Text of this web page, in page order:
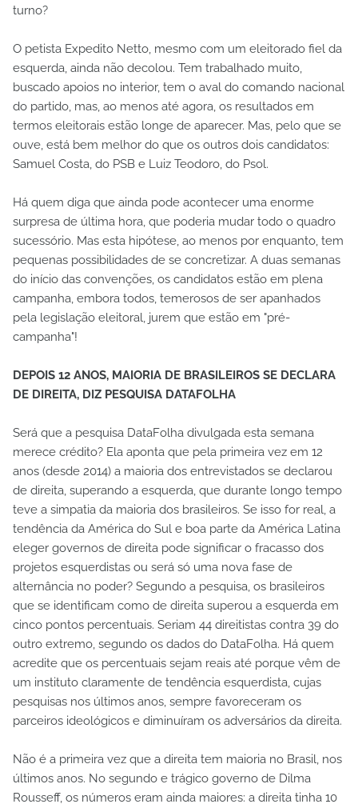
turno?
O petista Expedito Netto, mesmo com um eleitorado fiel da
esquerda, ainda não decolou. Tem trabalhado muito,
buscado apoios no interior, tem o aval do comando nacional
do partido, mas, ao menos até agora, os resultados em
termos eleitorais estão longe de aparecer. Mas, pelo que se
ouve, está bem melhor do que os outros dois candidatos:
Samuel Costa, do PSB e Luiz Teodoro, do Psol.
Há quem diga que ainda pode acontecer uma enorme
surpresa de última hora, que poderia mudar todo o quadro
sucessório. Mas esta hipótese, ao menos por enquanto, tem
pequenas possibilidades de se concretizar. A duas semanas
do início das convenções, os candidatos estão em plena
campanha, embora todos, temerosos de ser apanhados
pela legislação eleitoral, jurem que estão em "pré-
campanha"!
DEPOIS 12 ANOS, MAIORIA DE BRASILEIROS SE DECLARA
DE DIREITA, DIZ PESQUISA DATAFOLHA
Será que a pesquisa DataFolha divulgada esta semana
merece crédito? Ela aponta que pela primeira vez em 12
anos (desde 2014) a maioria dos entrevistados se declarou
de direita, superando a esquerda, que durante longo tempo
teve a simpatia da maioria dos brasileiros. Se isso for real, a
tendência da América do Sul e boa parte da América Latina
eleger governos de direita pode significar o fracasso dos
projetos esquerdistas ou será só uma nova fase de
alternância no poder? Segundo a pesquisa, os brasileiros
que se identificam como de direita superou a esquerda em
cinco pontos percentuais. Seriam 44 direitistas contra 39 do
outro extremo, segundo os dados do DataFolha. Há quem
acredite que os percentuais sejam reais até porque vêm de
um instituto claramente de tendência esquerdista, cujas
pesquisas nos últimos anos, sempre favoreceram os
parceiros ideológicos e diminuíram os adversários da direita.
Não é a primeira vez que a direita tem maioria no Brasil, nos
últimos anos. No segundo e trágico governo de Dilma
Rousseff, os números eram ainda maiores: a direita tinha 10